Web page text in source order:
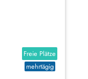
Freie Plätze
mehrtägig